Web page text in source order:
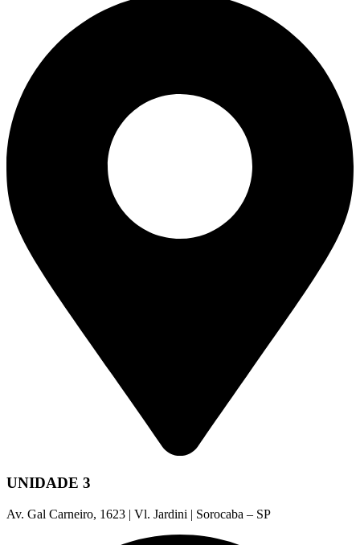
UNIDADE 3
Av. Gal Carneiro, 1623 | Vl. Jardini | Sorocaba – SP